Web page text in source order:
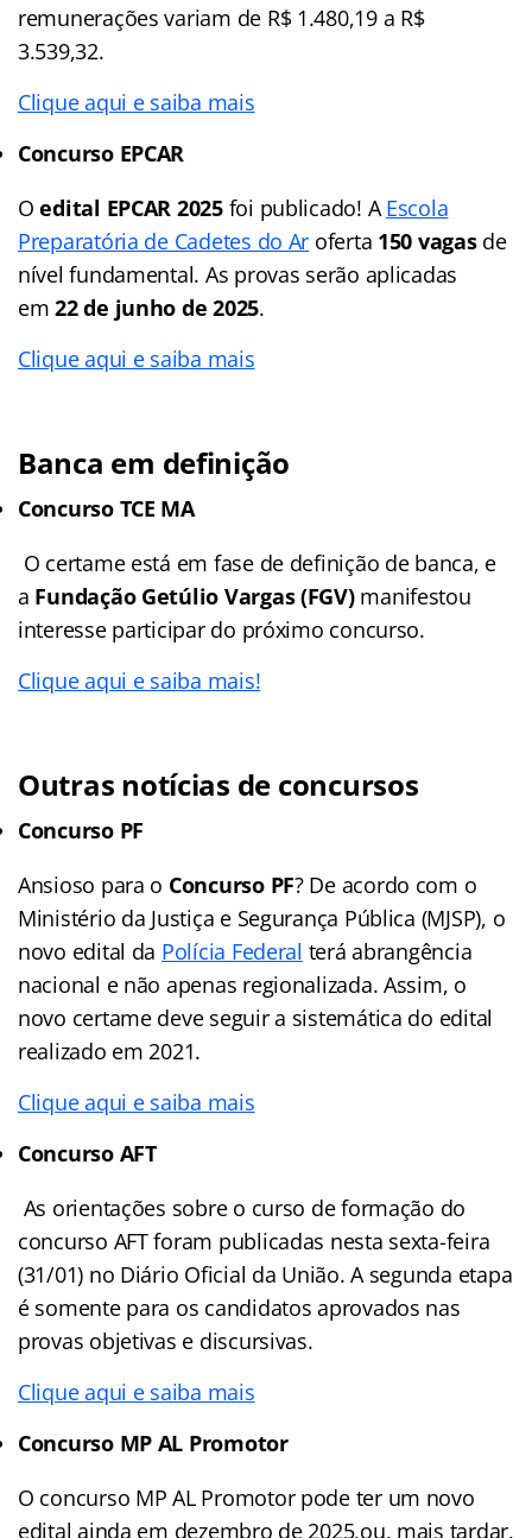
remunerações variam de R$ 1.480,19 a R$
3.539,32.
Clique aqui e saiba mais
Concurso EPCAR
Oedital EPCAR 2025foi publicado! A Escola
Preparatória de Cadetes do Ar oferta 150 vagasde
nível fundamental. As provas serão aplicadas
em 22 de junho de 2025.
Clique aqui e saiba mais
Banca em definição
Concurso TCE MA
O certame está em fase de definição de banca, e
a Fundação Getúlio Vargas (FGV)manifestou
interesse participar do próximo concurso.
Clique aqui e saiba mais!
Outras notícias de concursos
Concurso PF
Ansioso para o Concurso PF? De acordo com o
Ministério da Justiça e Segurança Pública (MJSP), o
novo edital da Polícia Federal terá abrangência
nacional e não apenas regionalizada. Assim, o
novo certame deve seguir a sistemática do edital
realizado em 2021.
Clique aqui e saiba mais
Concurso AFT
As orientações sobre o curso de formação do
concurso AFT foram publicadas nesta sexta-feira
(31/01) no Diário Oficial da União. A segunda etapa
é somente para os candidatos aprovados nas
provas objetivas e discursivas.
Clique aqui e saiba mais
Concurso MP AL Promotor
O concurso MP AL Promotor pode ter um novo
edital ainda em dezembro de 2025,ou, mais tardar,